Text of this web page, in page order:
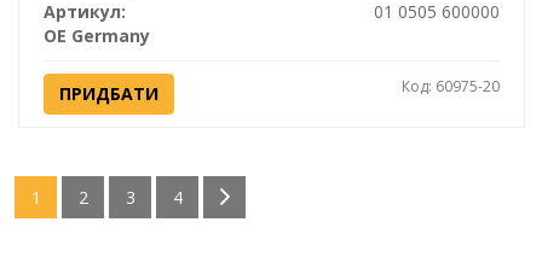
Артикул:
01 0505 600000
OE Germany
ПРИДБАТИ Код: 60975-20
1 2 3 4